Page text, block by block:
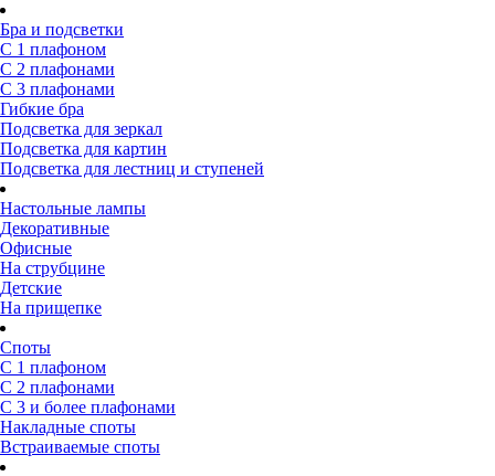
Бра и подсветки
С 1 плафоном
С 2 плафонами
С 3 плафонами
Гибкие бра
Подсветка для зеркал
Подсветка для картин
Подсветка для лестниц и ступеней
Настольные лампы
Декоративные
Офисные
На струбцине
Детские
На прищепке
Споты
С 1 плафоном
С 2 плафонами
С 3 и более плафонами
Накладные споты
Встраиваемые споты